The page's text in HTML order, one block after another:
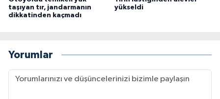
taşıyan tır, jandarmanın
dikkatinden kaçmadı
yükseldi
Yorumlar